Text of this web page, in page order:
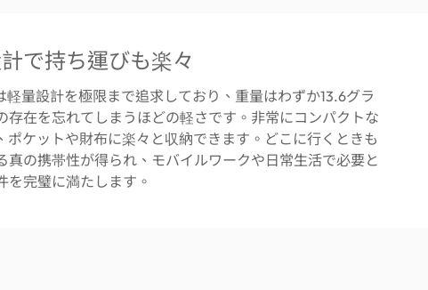
で持ち運びも楽々
軽量設計を極限まで追求しており、重量はわずか13.6グラ
存在を忘れてしまうほどの軽さです。非常にコンパクトな
ポケットや財布に楽々と収納できます。どこに行くときも
真の携帯性が得られ、モバイルワークや日常生活で必要と
を完璧に満たします。